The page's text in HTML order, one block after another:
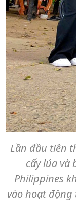
Lần đầu tiên
cấy lúa và
Philippines
vào hoạt